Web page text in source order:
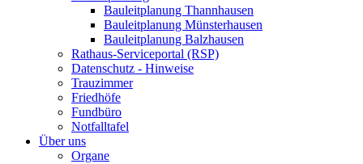
Bauleitplanung Thannhausen
Bauleitplanung Münsterhausen
Bauleitplanung Balzhausen
Rathaus-Serviceportal (RSP)
Datenschutz - Hinweise
Trauzimmer
Friedhöfe
Fundbüro
Notfalltafel
Über uns
Organe